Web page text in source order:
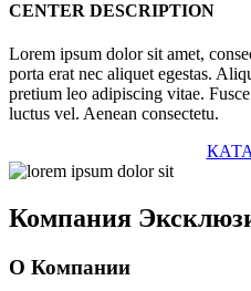
CENTER DESCRIPTION
Lorem ipsum dolor sit amet,
porta erat nec aliquet egestas.
pretium leo adipiscing vitae.
luctus vel. Aenean consectetu.
Компания
О Компании